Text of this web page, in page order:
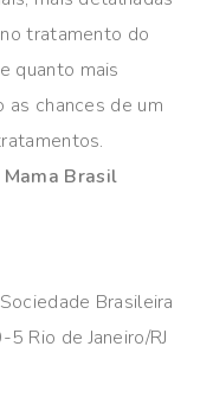
tratamento do
quanto mais
as chances de um
Mama Brasil
Brasileira
Rio de Janeiro/RJ